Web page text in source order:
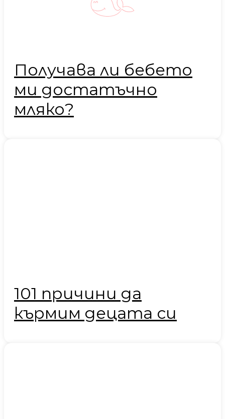
Получава ли бебето
ми достатъчно
мляко?
101 причини да
кърмим децата си